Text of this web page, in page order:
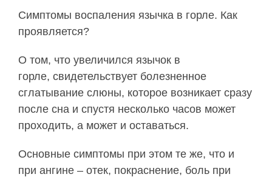
Симптомы воспаления язычка в горле. Как
проявляется?
О том, что увеличился язычок в
горле, свидетельствует болезненное
сглатывание слюны, которое возникает сразу
после сна и спустя несколько часов может
проходить, а может и оставаться.
Основные симптомы при этом те же, что и
при ангине – отек, покраснение, боль при